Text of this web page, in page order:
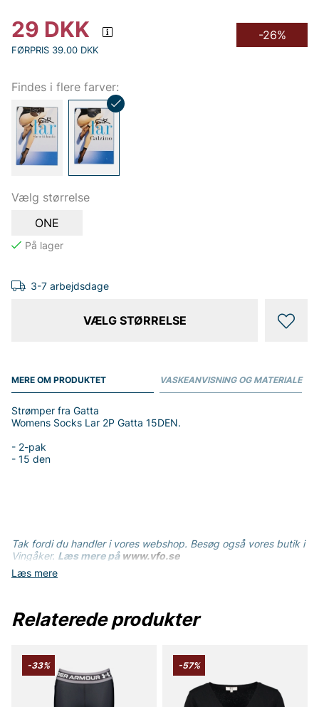
29 DKK
FØRPRIS 39.00 DKK
-26%
Findes i flere farver:
Vælg størrelse
ONE
3-7 arbejdsdage
VÆLG STØRRELSE
MERE OM PRODUKTET
Læs mere
Strømper fra Gatta
Womens Socks Lar 2P Gatta 15DEN.
- 2-pak
- 15 den
Tak fordi du handler i vores webshop. Besøg også vores butik i
Vingåker. Læs mere på www.vfo.se
VASKEANVISNING OG MATERIALE
Relaterede produkter
-33% -57%